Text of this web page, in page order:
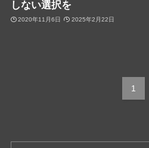
しない選択を
2020年11月6日 2025年2月22日
1